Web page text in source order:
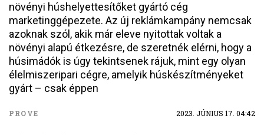
növényi húshelyettesítőket gyártó cég
marketinggépezete. Az új reklámkampány nemcsak
azoknak szól, akik már eleve nyitottak voltak a
növényi alapú étkezésre, de szeretnék elérni, hogy a
húsimádók is úgy tekintsenek rájuk, mint egy olyan
élelmiszeripari cégre, amelyik húskészítményeket
gyárt – csak éppen
PROVE 2023. JÚNIUS 17. 04:42